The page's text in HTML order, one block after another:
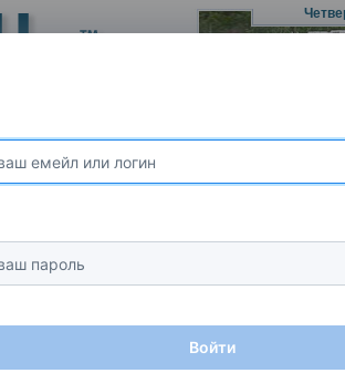
- Азербайджан
(не оказывает экспедиционные либо
Войти